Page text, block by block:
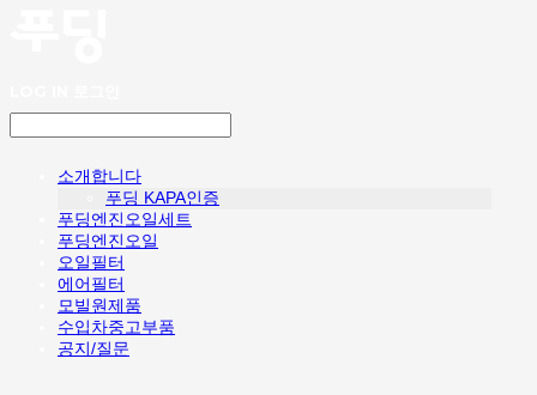
소개합니다
푸딩 KAPA인증
푸딩엔진오일세트
푸딩엔진오일
오일필터
에어필터
모빌원제품
수입차중고부품
공지/질문